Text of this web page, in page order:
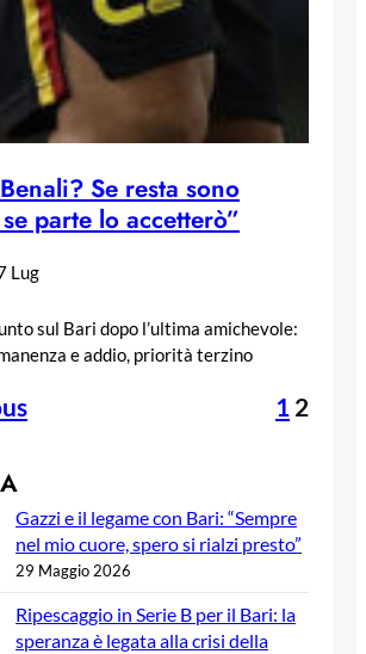
Se resta sono
parte lo accetterò”
Lug
sul Bari dopo l’ultima amichevole:
e addio, priorità terzino
1 2
Gazzi e il legame con Bari: “Sempre
nel mio cuore, spero si rialzi presto”
29 Maggio 2026
Ripescaggio in Serie B per il Bari: la
speranza è legata alla crisi della